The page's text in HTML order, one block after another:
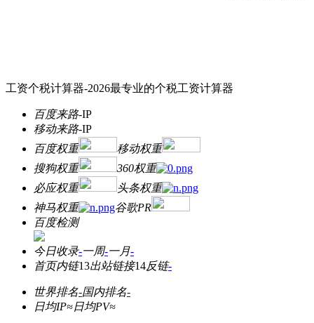
工资个税计算器-2026最专业的个税工资计算器
百度来路-IP
移动来路-IP
百度权重
移动权重
搜狗权重
360权重
必应权重
头条权重
神马权重
谷歌PR
百度检测
今日收录-一周-一月-
首页内链13出站链接14反链-
世界排名-国内排名-
日均IP≈日均PV≈